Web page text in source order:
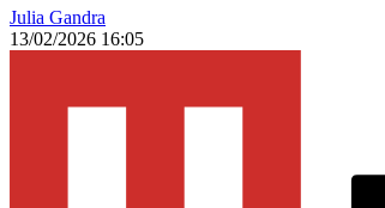
Julia Gandra
13/02/2026 16:05